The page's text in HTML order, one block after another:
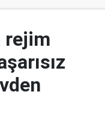
rejim